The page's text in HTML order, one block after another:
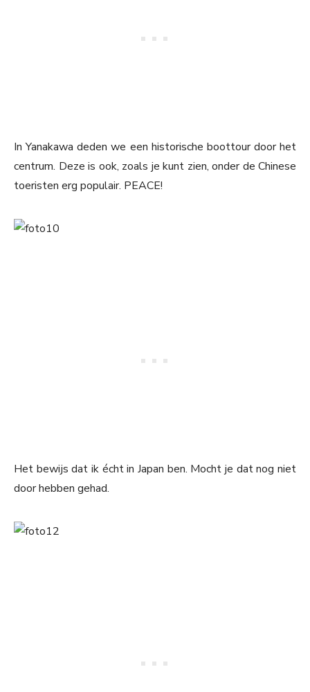
In Yanakawa deden we een historische boottour door het
centrum. Deze is ook, zoals je kunt zien, onder de Chinese
toeristen erg populair. PEACE!
Het bewijs dat ik écht in Japan ben. Mocht je dat nog niet
door hebben gehad.